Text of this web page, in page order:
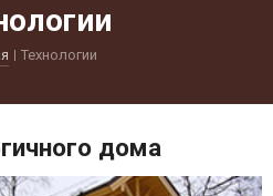
Технологии
дома